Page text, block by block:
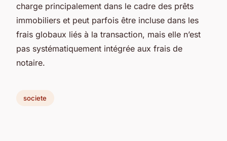
charge principalement dans le cadre des prêts
immobiliers et peut parfois être incluse dans les
frais globaux liés à la transaction, mais elle n’est
pas systématiquement intégrée aux frais de
notaire.
societe